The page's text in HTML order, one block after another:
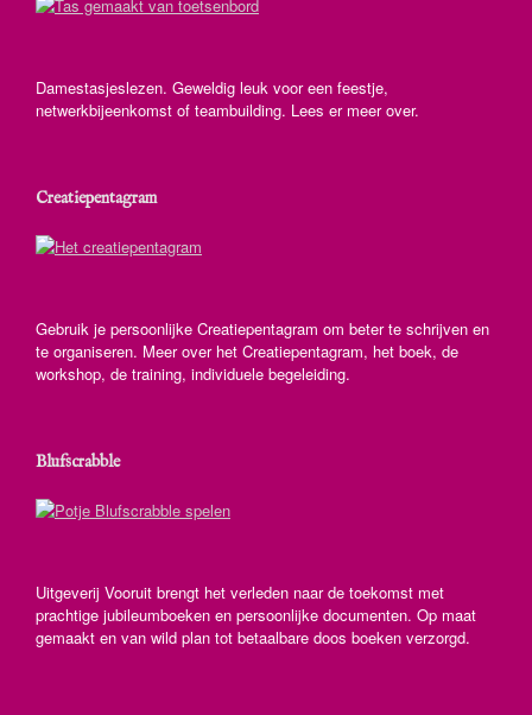
Damestasjeslezen. Geweldig leuk voor een feestje,
netwerkbijeenkomst of teambuilding. Lees er meer over.
Creatiepentagram
Gebruik je persoonlijke Creatiepentagram om beter te schrijven en
te organiseren. Meer over het Creatiepentagram, het boek, de
workshop, de training, individuele begeleiding.
Blufscrabble
Uitgeverij Vooruit brengt het verleden naar de toekomst met
prachtige jubileumboeken en persoonlijke documenten. Op maat
gemaakt en van wild plan tot betaalbare doos boeken verzorgd.